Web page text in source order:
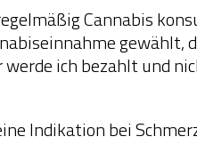
Cannabis
ich bezahlt und
Indikation bei